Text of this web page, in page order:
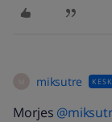
miksutre
Morjes